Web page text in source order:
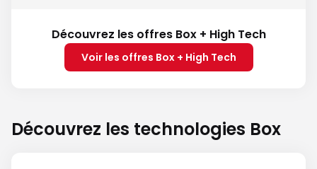
Découvrez les offres Box + High Tech
Voir les offres Box + High Tech
Découvrez les technologies Box